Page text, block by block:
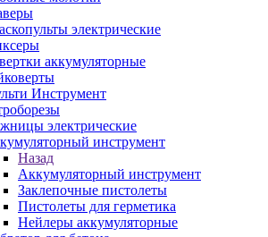
электрические
аккумуляторные
Инструмент
электрические
инструмент
Назад
Аккумуляторный инструмент
Заклепочные пистолеты
Пистолеты для герметика
Нейлеры аккумуляторные